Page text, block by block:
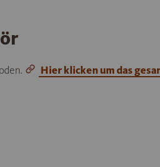
Hier klicken um das